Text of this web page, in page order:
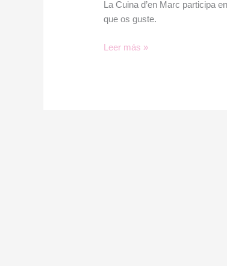
La Cuina d’en Marc participa
que os guste.
2017
Leer más »